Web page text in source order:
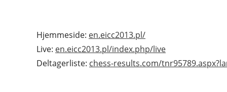
Hjemmeside: en.eicc2013.pl/
Live: en.eicc2013.pl/index.php/live
Deltagerliste: chess-results.com/